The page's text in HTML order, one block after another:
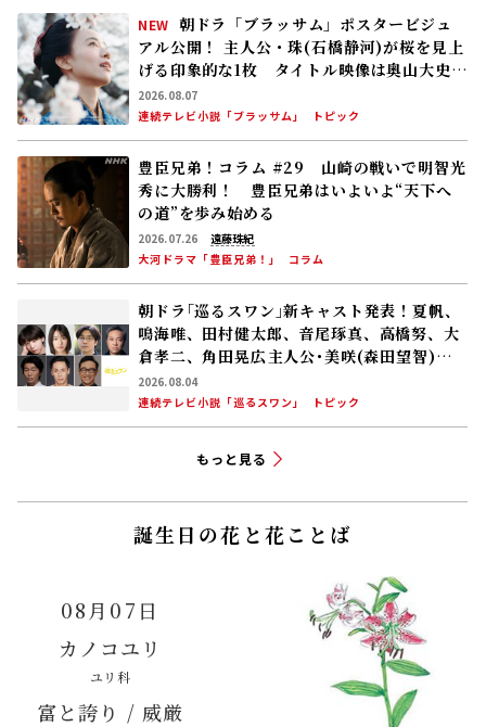
NEW 朝ドラ「ブラッサム」ポスタービジュ
アル公開！ 主人公・珠(石橋静河)が桜を見上
げる印象的な1枚 タイトル映像は奥山大史監
督、語りは三條雅幸アナ 2026年度後期放
送
2026.08.07
連続テレビ小説「ブラッサム」
トピック
豊臣兄弟！コラム #29 山崎の戦いで明智光
秀に大勝利！ 豊臣兄弟はいよいよ“天下へ
の道”を歩み始める
2026.07.26
遠藤珠紀
大河ドラマ「豊臣兄弟！」
コラム
朝ドラ｢巡るスワン｣新キャスト発表！夏帆、
鳴海唯、田村健太郎、音尾琢真、高橋努、大
倉孝二、角田晃広――主人公･美咲(森田望智)が
交流する警察署の人々 2027年度前期放送
2026.08.04
連続テレビ小説「巡るスワン」
トピック
もっと見る
誕生日の花と花ことば
08月07日
カノコユリ
ユリ科
富と誇り / 威厳